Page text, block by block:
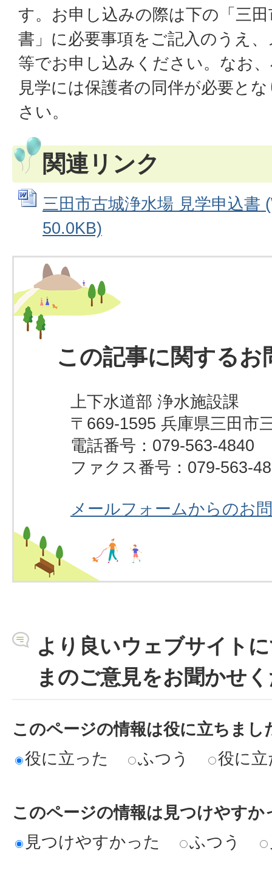
す。お申し込みの際は下の「三
書」に必要事項をご記入のうえ
等でお申し込みください。なお
見学には保護者の同伴が必要と
さい。
関連リンク
三田市古城浄水場 見学申込書
50.0KB)
この記事に関するお
上下水道部 浄水施設課
〒669-1595 兵庫県三田市
電話番号：079-563-4840
ファクス番号：079-563-
メールフォームからのお
より良いウェブサイト
まのご意見をお聞かせ
このページの情報は役に立ちまし
役に立った
ふつう 役に
このページの情報は見つけやすか
見つけやすかった
ふつう